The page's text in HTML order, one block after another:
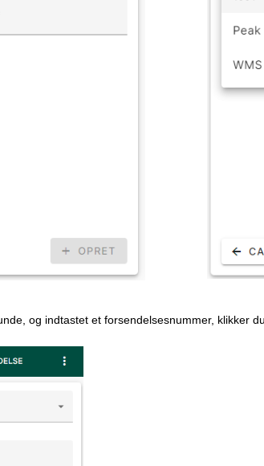
og indtastet et forsendelsesnummer, klikker